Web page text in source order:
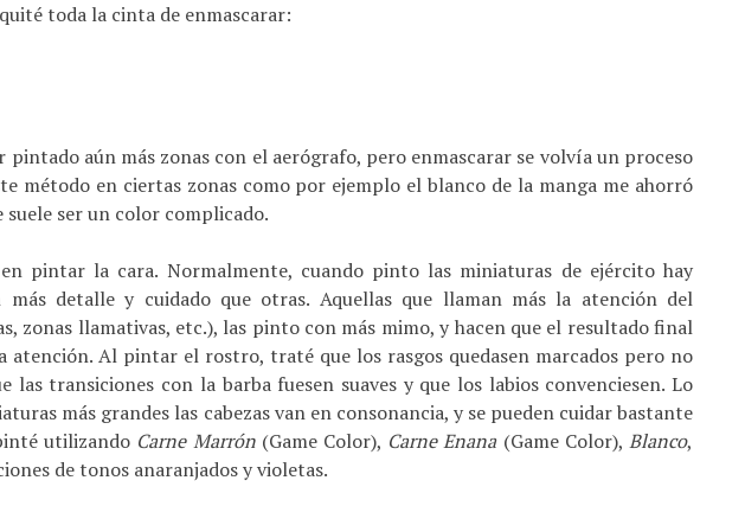
toda la cinta de enmascarar:
pintado aún más zonas con el aerógrafo, pero enmascarar se volvía un proceso
método en ciertas zonas como por ejemplo el blanco de la manga me ahorró
ser un color complicado.
pintar la cara. Normalmente, cuando pinto las miniaturas de ejército hay
más detalle y cuidado que otras. Aquellas que llaman más la atención del
zonas llamativas, etc.), las pinto con más mimo, y hacen que el resultado final
atención. Al pintar el rostro, traté que los rasgos quedasen marcados pero no
las transiciones con la barba fuesen suaves y que los labios convenciesen. Lo
más grandes las cabezas van en consonancia, y se pueden cuidar bastante
utilizando Carne Marrón(Game Color), Carne Enana(Game Color),Blanco,
de tonos anaranjados y violetas.